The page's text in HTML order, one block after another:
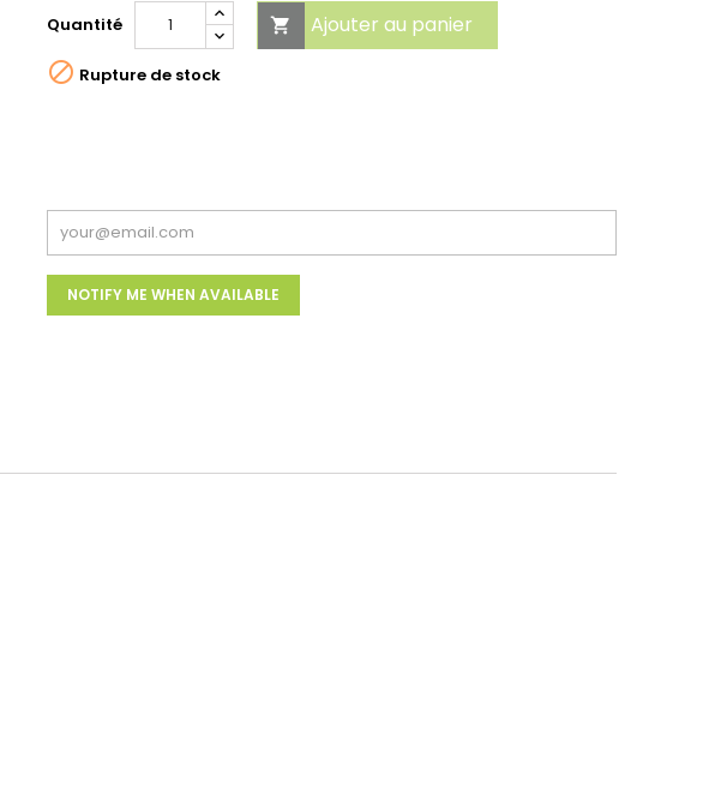
Quantité  Ajouter au panier
 Rupture de stock
NOTIFY ME WHEN AVAILABLE